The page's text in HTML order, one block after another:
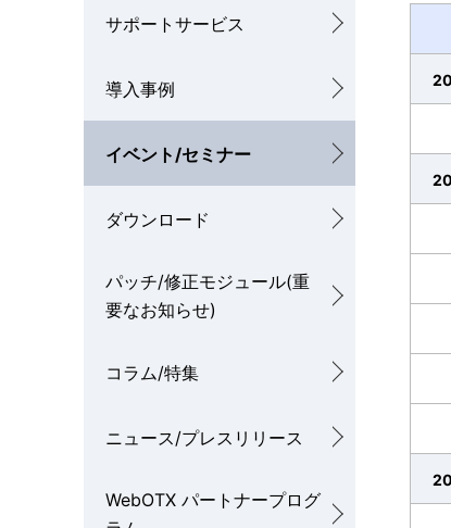
サポートサービス
導入事例
イベント/セミナー
ダウンロード
パッチ/修正モジュール(重
要なお知らせ)
コラム/特集
ニュース/プレスリリース
WebOTX パートナープログ